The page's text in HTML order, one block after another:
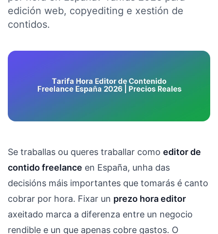
edición web, copyediting e xestión de
contidos.
Se traballas ou queres traballar como editor de
contido freelance en España, unha das
decisións máis importantes que tomarás é canto
cobrar por hora. Fixar un prezo hora editor
axeitado marca a diferenza entre un negocio
rendible e un que apenas cobre gastos. O